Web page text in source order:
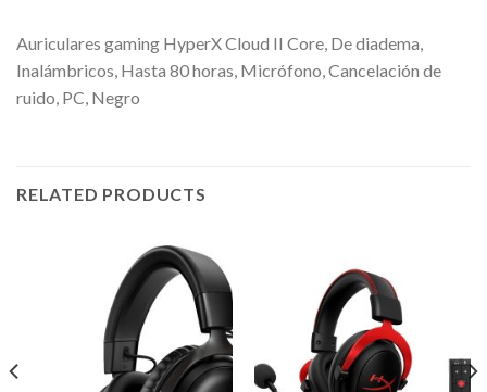
Auriculares gaming HyperX Cloud II Core, De diadema,
Inalámbricos, Hasta 80 horas, Micrófono, Cancelación de
ruido, PC, Negro
RELATED PRODUCTS